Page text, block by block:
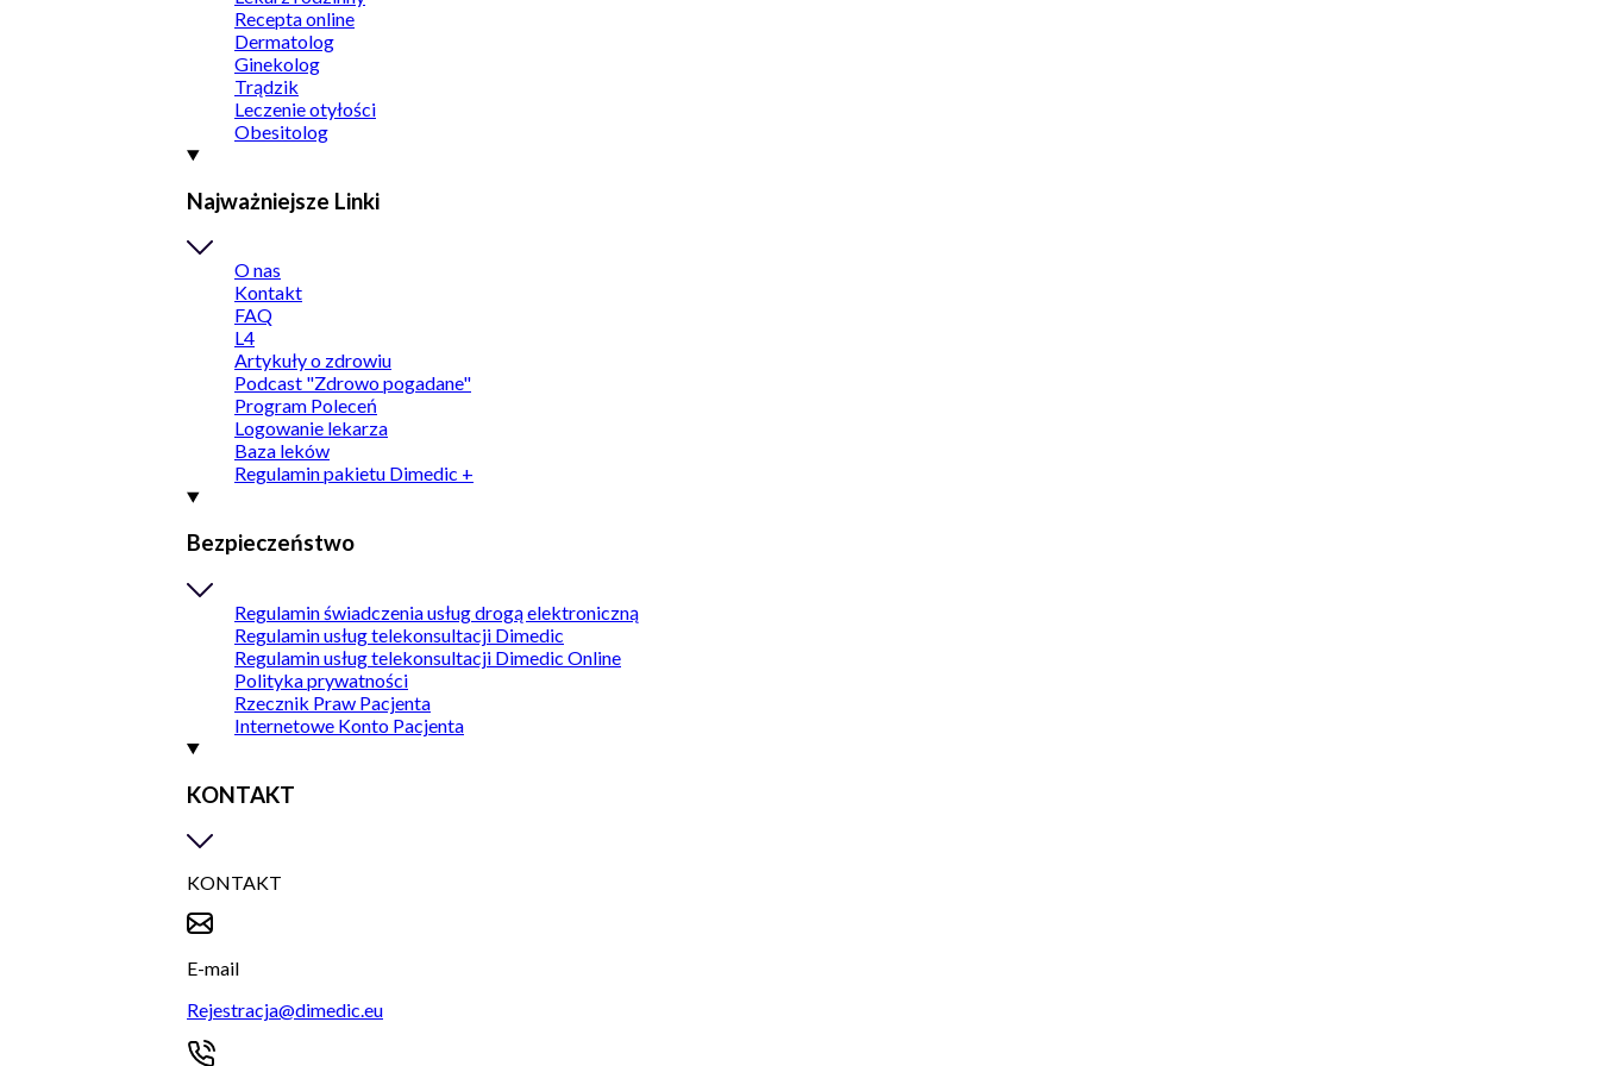
Recepta online
Dermatolog
Ginekolog
Trądzik
Leczenie otyłości
Obesitolog
Najważniejsze Linki
O nas
Kontakt
FAQ
L4
Artykuły o zdrowiu
Podcast "Zdrowo pogadane"
Program Poleceń
Logowanie lekarza
Baza leków
Regulamin pakietu Dimedic +
Bezpieczeństwo
Regulamin świadczenia usług drogą elektroniczną
Regulamin usług telekonsultacji Dimedic
Regulamin usług telekonsultacji Dimedic Online
Polityka prywatności
Rzecznik Praw Pacjenta
Internetowe Konto Pacjenta
KONTAKT
KONTAKT
E-mail
Rejestracja@dimedic.eu